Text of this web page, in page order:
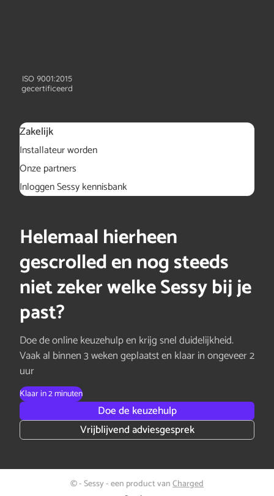
ISO 9001:2015
gecertificeerd
Zakelijk
Installateur worden
Onze partners
Inloggen Sessy kennisbank
Helemaal hierheen
gescrolled en nog steeds
niet zeker welke Sessy bij je
past?
Doe de online keuzehulp en krijg snel duidelijkheid.
Vaak al binnen 3 weken geplaatst en klaar in ongeveer 2
uur
Klaar in 2 minuten
Doe de keuzehulp
Vrijblijvend adviesgesprek
© - Sessy - een product vanCharged